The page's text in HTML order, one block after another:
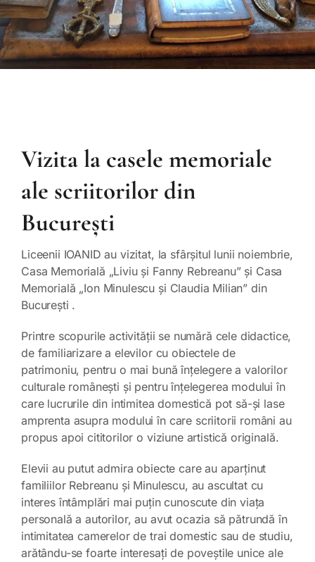
Vizita la casele memoriale
ale scriitorilor din
București
Liceenii IOANID au vizitat, la sfârșitul lunii noiembrie,
Casa Memorială „Liviu și Fanny Rebreanu” și Casa
Memorială „Ion Minulescu și Claudia Milian” din
București .
Printre scopurile activității se numără cele didactice,
de familiarizare a elevilor cu obiectele de
patrimoniu, pentru o mai bună înțelegere a valorilor
culturale românești și pentru înțelegerea modului în
care lucrurile din intimitea domestică pot să-și lase
amprenta asupra modului în care scriitorii români au
propus apoi cititorilor o viziune artistică originală.
Elevii au putut admira obiecte care au aparținut
familiilor Rebreanu și Minulescu, au ascultat cu
interes întâmplări mai puțin cunoscute din viața
personală a autorilor, au avut ocazia să pătrundă în
intimitatea camerelor de trai domestic sau de studiu,
arătându-se foarte interesați de poveștile unice ale